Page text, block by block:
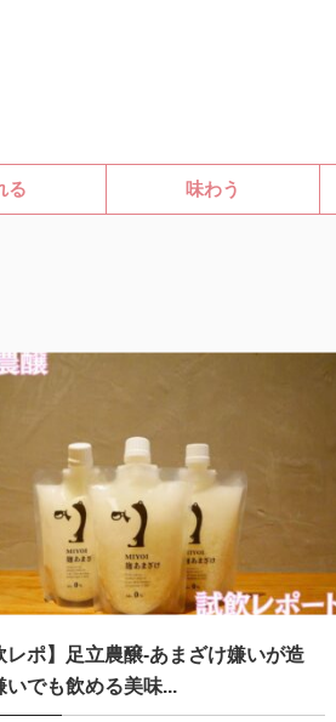
る 味わう
レポ】足立農醸-あまざけ嫌いが造
いでも飲める美味...